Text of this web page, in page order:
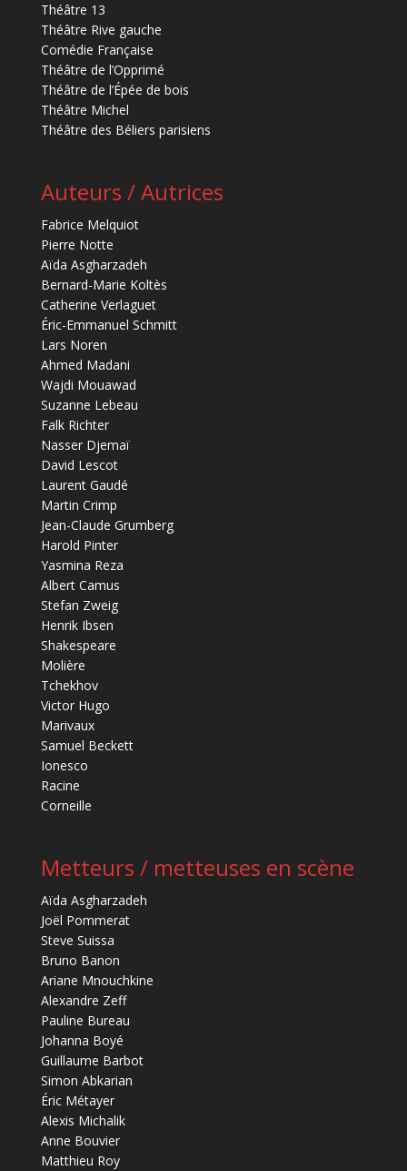
Théâtre 13
Théâtre Rive gauche
Comédie Française
Théâtre de l’Opprimé
Théâtre de l’Épée de bois
Théâtre Michel
Théâtre des Béliers parisiens
Auteurs / Autrices
Fabrice Melquiot
Pierre Notte
Aïda Asgharzadeh
Bernard-Marie Koltès
Catherine Verlaguet
Éric-Emmanuel Schmitt
Lars Noren
Ahmed Madani
Wajdi Mouawad
Suzanne Lebeau
Falk Richter
Nasser Djemaï
David Lescot
Laurent Gaudé
Martin Crimp
Jean-Claude Grumberg
Harold Pinter
Yasmina Reza
Albert Camus
Stefan Zweig
Henrik Ibsen
Shakespeare
Molière
Tchekhov
Victor Hugo
Marivaux
Samuel Beckett
Ionesco
Racine
Corneille
Metteurs / metteuses en scène
Aïda Asgharzadeh
Joël Pommerat
Steve Suissa
Bruno Banon
Ariane Mnouchkine
Alexandre Zeff
Pauline Bureau
Johanna Boyé
Guillaume Barbot
Simon Abkarian
Éric Métayer
Alexis Michalik
Anne Bouvier
Matthieu Roy